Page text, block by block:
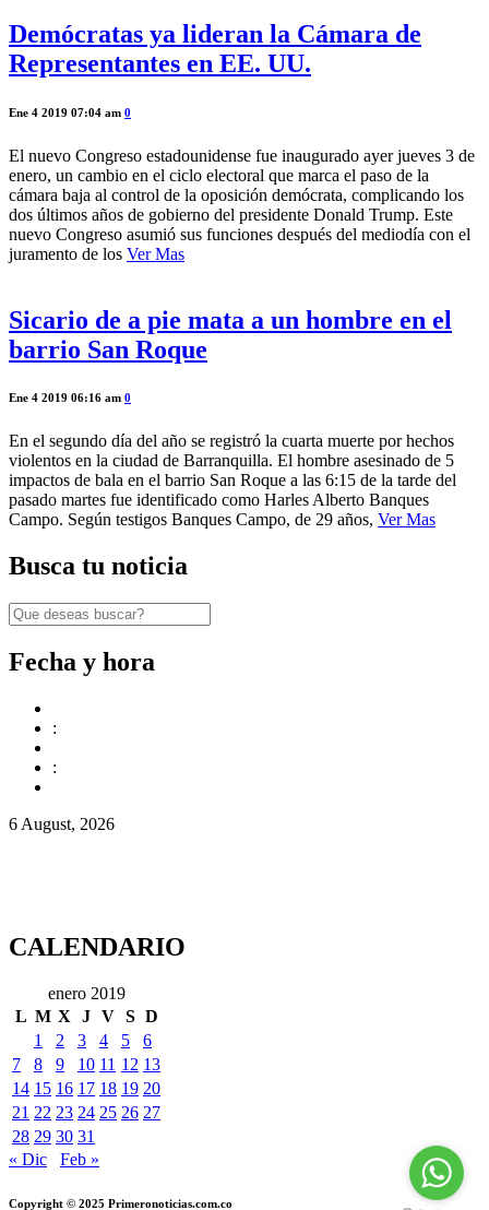
Demócratas ya lideran la Cámara de
Representantes en EE. UU.
Ene 4 2019 07:04 am 0
El nuevo Congreso estadounidense fue inaugurado ayer jueves 3 de
enero, un cambio en el ciclo electoral que marca el paso de la
cámara baja al control de la oposición demócrata, complicando los
dos últimos años de gobierno del presidente Donald Trump. Este
nuevo Congreso asumió sus funciones después del mediodía con el
juramento de los Ver Mas
Sicario de a pie mata a un hombre en el
barrio San Roque
Ene 4 2019 06:16 am 0
En el segundo día del año se registró la cuarta muerte por hechos
violentos en la ciudad de Barranquilla. El hombre asesinado de 5
impactos de bala en el barrio San Roque a las 6:15 de la tarde del
pasado martes fue identificado como Harles Alberto Banques
Campo. Según testigos Banques Campo, de 29 años, Ver Mas
Busca tu noticia
Fecha y hora
:
:
6 August, 2026
CALENDARIO
enero 2019
L M X J V S D
1
2 3 4 5
6
7
8 9 10 11 12 13
14 15 16 17 18 19 20
21 22 23 24 25 26 27
28 29 30 31
« Dic
Feb »
Copyright © 2025 Primeronoticias.com.co